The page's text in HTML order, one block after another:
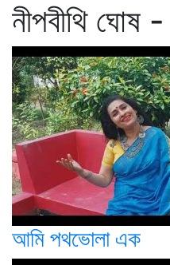
নীপবীথি ঘোষ
আমি পথভোলা এক